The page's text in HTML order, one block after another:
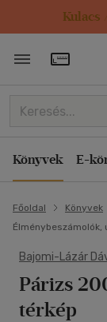
Kulacs
Könyvek E-
Főoldal Könyvek
Élménybeszámolók,
Bajomi-Lázár
Párizs
térkép